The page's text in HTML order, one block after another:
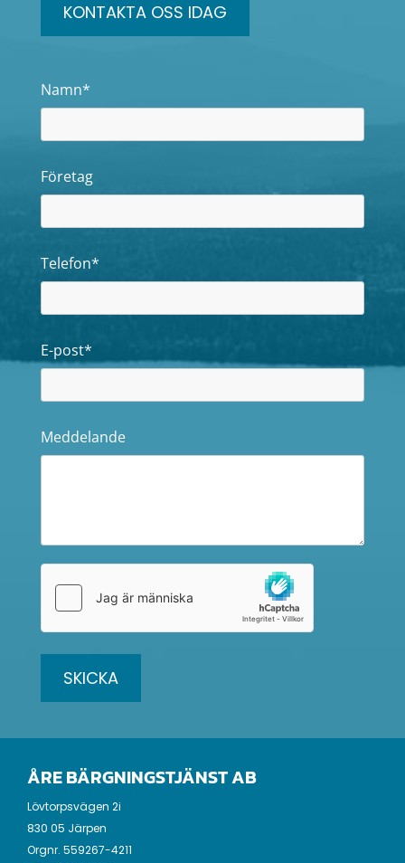
KONTAKTA OSS IDAG
Namn*
Företag
Telefon*
E-post*
Meddelande
ÅRE BÄRGNINGSTJÄNST AB
Lövtorpsvägen 2i
830 05 Järpen
Orgnr. 559267-4211